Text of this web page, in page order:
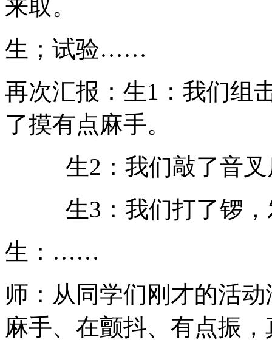
来取。
生；试验……
再次汇报：生1：我们组
了摸有点麻手。
生2：我们敲了音叉
生3：我们打了锣，
生：……
师：从同学们刚才的活
麻手、在颤抖、有点振